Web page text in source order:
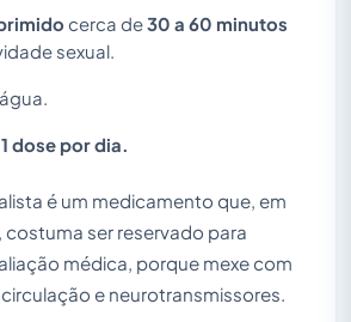
cerca de30 a 60 minutos
sexual.
dose por dia.
é um medicamento que, em
ser reservado para
médica, porque mexe com
e neurotransmissores.